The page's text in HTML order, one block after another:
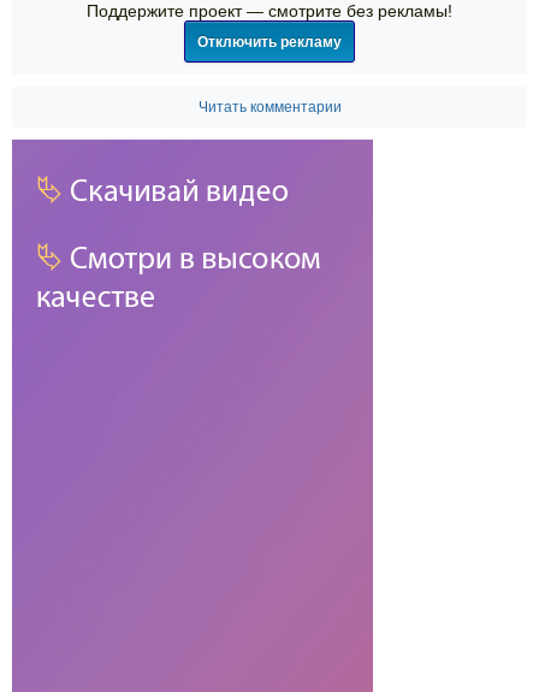
Поддержите проект — смотрите без рекламы!
Отключить рекламу
Читать комментарии